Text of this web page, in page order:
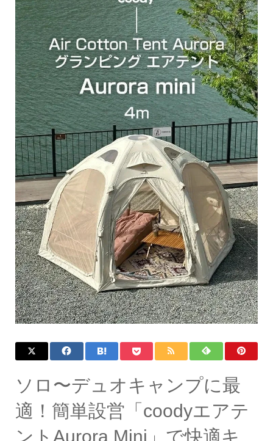
ソロ〜デュオキャンプに最
適！簡単設営「coodyエアテ
ントAurora Mini」で快適キ